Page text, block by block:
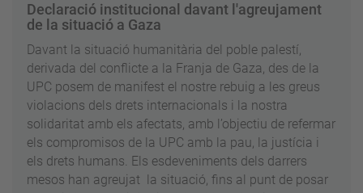
Declaració institucional davant l'agreujament
de la situació a Gaza
Davant la situació humanitària del poble palestí,
derivada del conflicte a la Franja de Gaza, des de la
UPC posem de manifest el nostre rebuig a les greus
violacions dels drets internacionals i la nostra
solidaritat amb els afectats, amb l’objectiu de refermar
els compromisos de la UPC amb la pau, la justícia i
els drets humans. Els esdeveniments dels darrers
mesos han agreujat la situació, fins al punt de posar